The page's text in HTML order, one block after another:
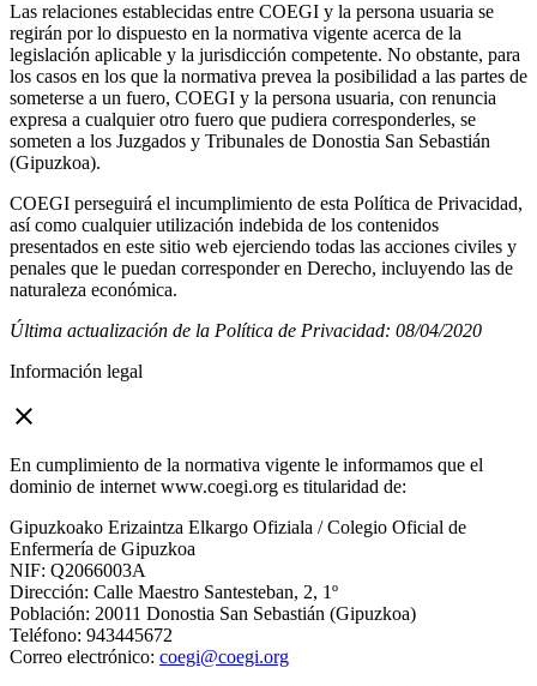
Las relaciones establecidas entre COEGI y la persona usuaria se
regirán por lo dispuesto en la normativa vigente acerca de la
legislación aplicable y la jurisdicción competente. No obstante, para
los casos en los que la normativa prevea la posibilidad a las partes de
someterse a un fuero, COEGI y la persona usuaria, con renuncia
expresa a cualquier otro fuero que pudiera corresponderles, se
someten a los Juzgados y Tribunales de Donostia San Sebastián
(Gipuzkoa).
COEGI perseguirá el incumplimiento de esta Política de Privacidad,
así como cualquier utilización indebida de los contenidos
presentados en este sitio web ejerciendo todas las acciones civiles y
penales que le puedan corresponder en Derecho, incluyendo las de
naturaleza económica.
Última actualización de la Política de Privacidad: 08/04/2020
Información legal
close
En cumplimiento de la normativa vigente le informamos que el
dominio de internet www.coegi.org es titularidad de:
Gipuzkoako Erizaintza Elkargo Ofiziala / Colegio Oficial de
Enfermería de Gipuzkoa
NIF: Q2066003A
Dirección: Calle Maestro Santesteban, 2, 1º
Población: 20011 Donostia San Sebastián (Gipuzkoa)
Teléfono: 943445672
Correo electrónico: coegi@coegi.org